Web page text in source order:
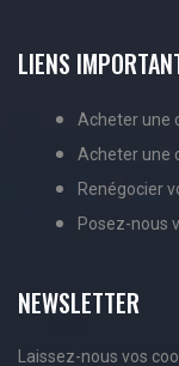
LIENS
Acheter une
Acheter une
Renégocier
Posez-nous
NEWSLETTER
Laissez-nous vos